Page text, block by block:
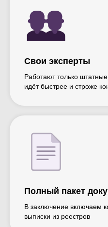
Свои эксперты
Работают только
идёт быстрее и строже
Полный пакет
В заключение включаем
выписки из реестров